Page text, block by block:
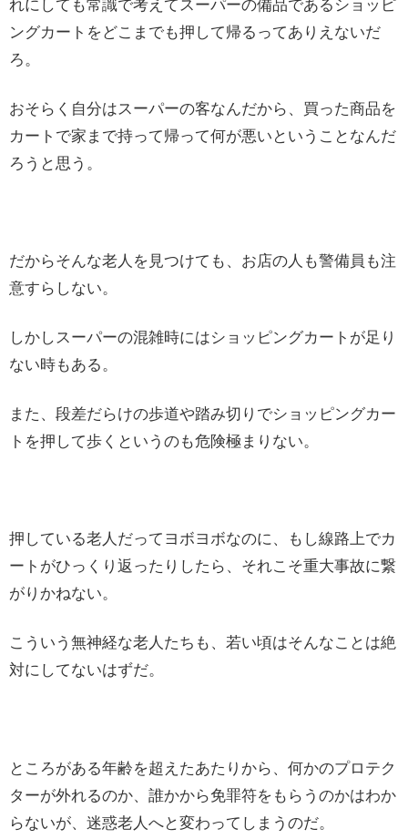
れにしても常識で考えてスーパーの備品であるショッピ
ングカートをどこまでも押して帰るってありえないだ
ろ。
おそらく自分はスーパーの客なんだから、買った商品を
カートで家まで持って帰って何が悪いということなんだ
ろうと思う。
だからそんな老人を見つけても、お店の人も警備員も注
意すらしない。
しかしスーパーの混雑時にはショッピングカートが足り
ない時もある。
また、段差だらけの歩道や踏み切りでショッピングカー
トを押して歩くというのも危険極まりない。
押している老人だってヨボヨボなのに、もし線路上でカ
ートがひっくり返ったりしたら、それこそ重大事故に繋
がりかねない。
こういう無神経な老人たちも、若い頃はそんなことは絶
対にしてないはずだ。
ところがある年齢を超えたあたりから、何かのプロテク
ターが外れるのか、誰かから免罪符をもらうのかはわか
らないが、迷惑老人へと変わってしまうのだ。